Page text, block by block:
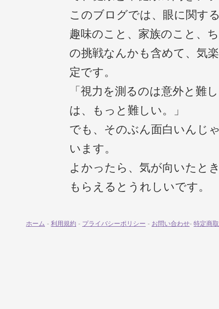
このブログでは、眼に関す
趣味のこと、家族のこと、
の挑戦なんかも含めて、気
定です。
「視力を測るのは意外と難
は、もっと難しい。」
でも、そのぶん面白いんじ
います。
よかったら、気が向いたと
もらえるとうれしいです。
ホーム - 利用規約 - プライバシーポリシー - お問い合わせ- 特定商